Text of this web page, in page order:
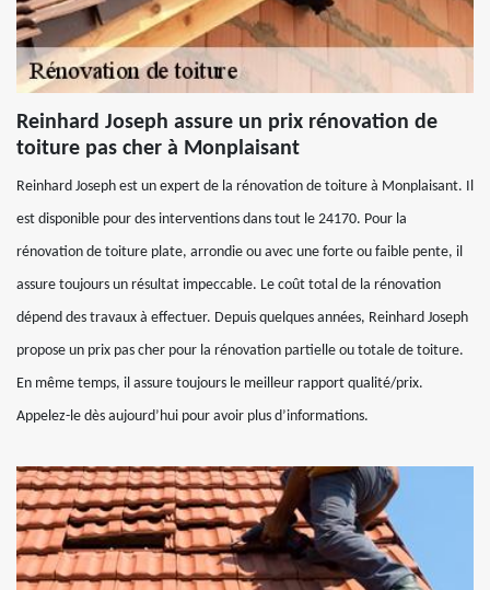
Reinhard Joseph assure un prix rénovation de
toiture pas cher à Monplaisant
Reinhard Joseph est un expert de la rénovation de toiture à Monplaisant. Il
est disponible pour des interventions dans tout le 24170. Pour la
rénovation de toiture plate, arrondie ou avec une forte ou faible pente, il
assure toujours un résultat impeccable. Le coût total de la rénovation
dépend des travaux à effectuer. Depuis quelques années, Reinhard Joseph
propose un prix pas cher pour la rénovation partielle ou totale de toiture.
En même temps, il assure toujours le meilleur rapport qualité/prix.
Appelez-le dès aujourd’hui pour avoir plus d’informations.